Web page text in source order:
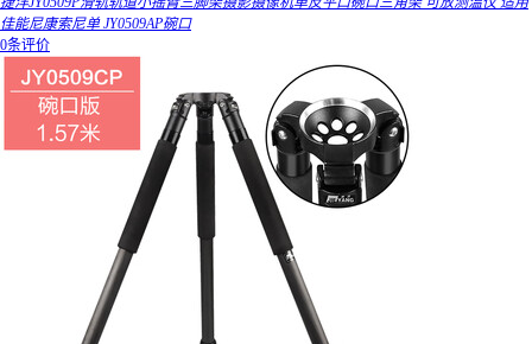
佳能尼康索尼单 JY0509AP碗口
0条评价